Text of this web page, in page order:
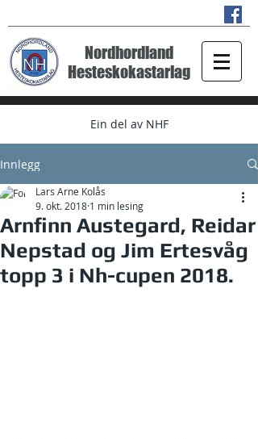
Nordhordland
Hesteskokastarlag
Ein del av NHF
Innlegg
Arnfinn Austegard, Reidar
Nepstad og Jim Ertesvåg
topp 3 i Nh-cupen 2018.
Lars Arne Kolås
9. okt. 2018 1 min lesing